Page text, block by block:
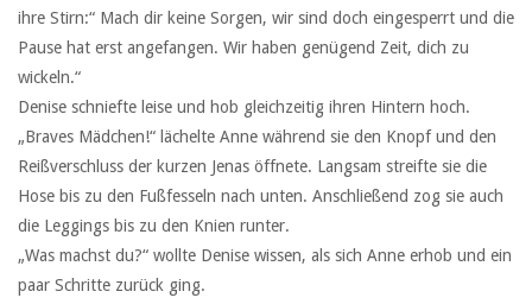
ihre Stirn:“ Mach dir keine Sorgen, wir sind doch eingesperrt und die
Pause hat erst angefangen. Wir haben genügend Zeit, dich zu
wickeln.“
Denise schniefte leise und hob gleichzeitig ihren Hintern hoch.
„Braves Mädchen!“ lächelte Anne während sie den Knopf und den
Reißverschluss der kurzen Jenas öffnete. Langsam streifte sie die
Hose bis zu den Fußfesseln nach unten. Anschließend zog sie auch
die Leggings bis zu den Knien runter.
„Was machst du?“ wollte Denise wissen, als sich Anne erhob und ein
paar Schritte zurück ging.